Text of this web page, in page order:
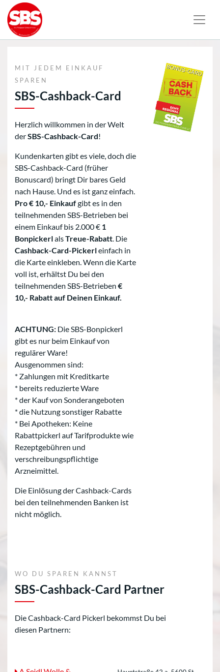
MIT JEDEM EINKAUF
SPAREN
SBS-Cashback-Card
Herzlich willkommen in der Welt
derSBS-Cashback-Card!
Kundenkarten gibt es viele, doch die
SBS-Cashback-Card (früher
Bonuscard) bringt Dir bares Geld
nach Hause. Und es ist ganz einfach.
Pro€ 10,- Einkaufgibt es in den
teilnehmenden SBS-Betrieben bei
einem Einkauf bis 2.000 € 1
BonpickerlalsTreue-Rabatt. Die
Cashback-Card-Pickerleinfach in
die Karte einkleben. Wenn die Karte
voll ist, erhältst Du bei den
teilnehmenden SBS-Betrieben €
10,- Rabatt auf Deinen Einkauf.
ACHTUNG: Die SBS-Bonpickerl
gibt es nur beim Einkauf von
regulärer Ware!
Ausgenommen sind:
* Zahlungen mit Kreditkarte
* bereits reduzierte Ware
* der Kauf von Sonderangeboten
* die Nutzung sonstiger Rabatte
* Bei Apotheken: Keine
Rabattpickerl auf Tarifprodukte wie
Rezeptgebühren und
verschreibungspflichtige
Arzneimittel.
Die Einlösung der Cashback-Cards
bei den teilnehmenden Banken ist
nicht möglich.
WO DU SPAREN KANNST
SBS-Cashback-Card Partner
Die Cashback-Card Pickerl bekommst Du bei
diesen Partnern: